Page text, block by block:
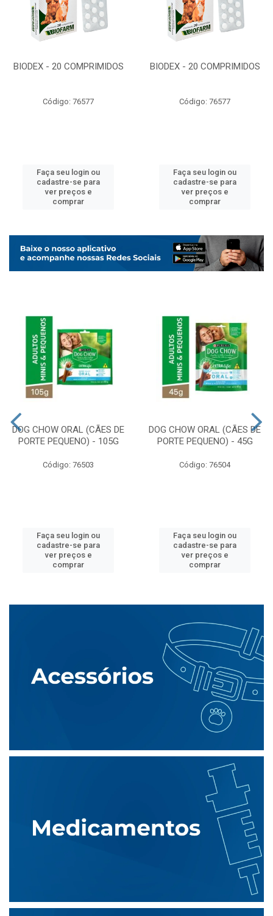
BIODEX - 20 COMPRIMIDOS
Código: 76577
Faça seu login ou
cadastre-se para
ver preços e
comprar
BIODEX - 20 COMPRIMIDOS
Código: 76577
Faça seu login ou
cadastre-se para
ver preços e
comprar
DOG CHOW ORAL (CÃES DE
PORTE PEQUENO) - 105G
Código: 76503
Faça seu login ou
cadastre-se para
ver preços e
comprar
DOG CHOW ORAL (CÃES DE
PORTE PEQUENO) - 45G
Código: 76504
Faça seu login ou
cadastre-se para
ver preços e
comprar